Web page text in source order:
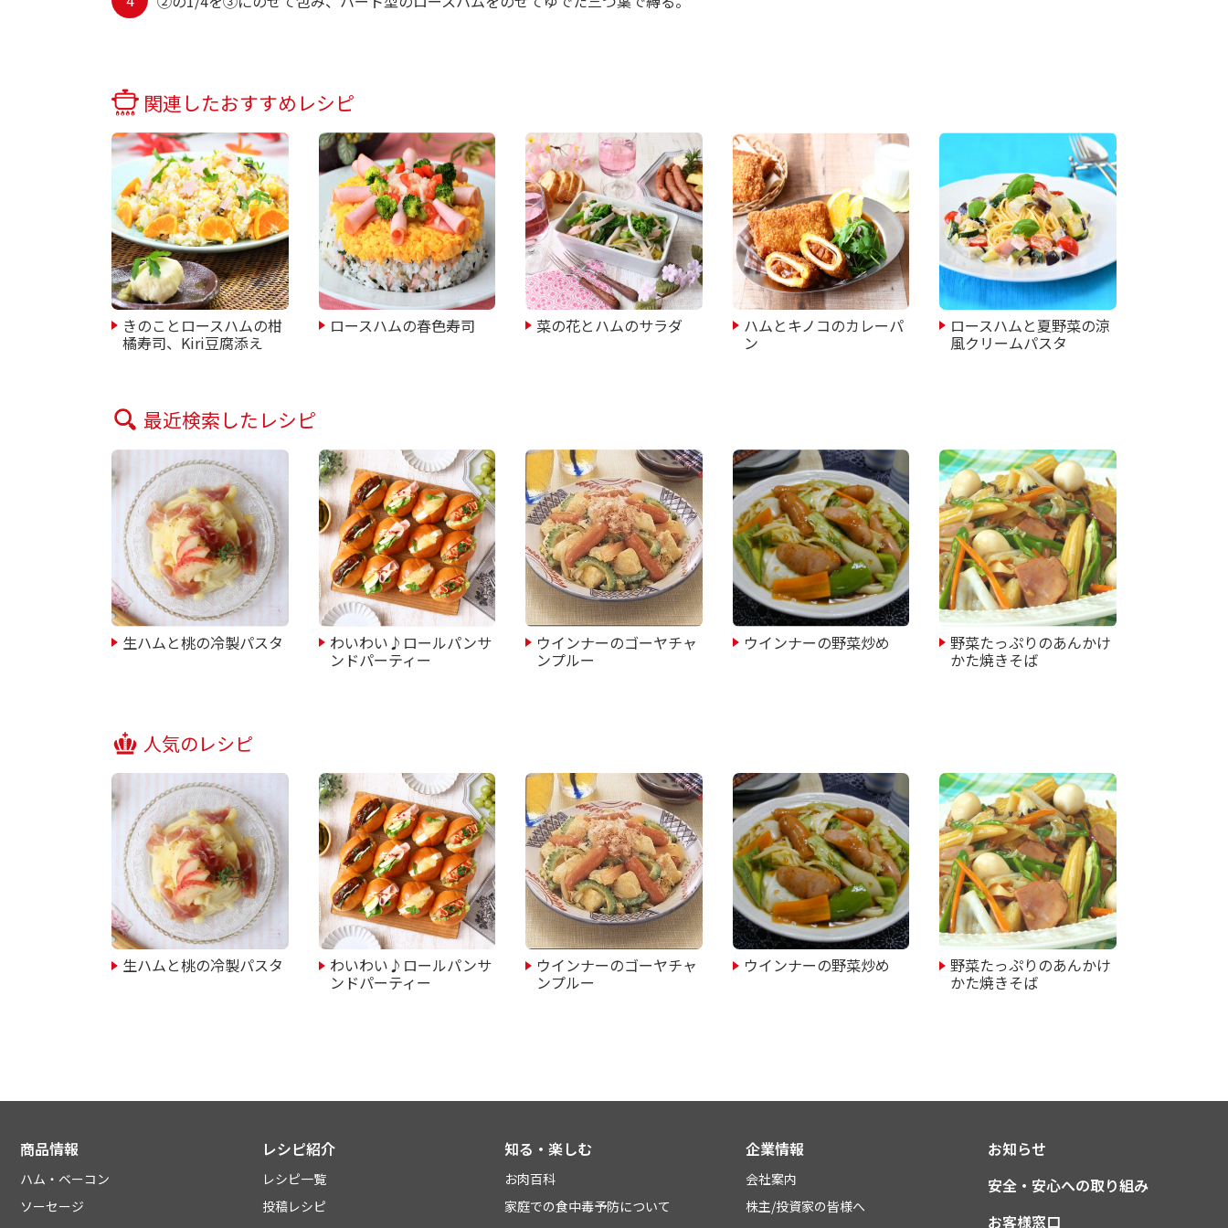
関連したおすすめレシピ
きのことロースハムの柑
橘寿司、Kiri豆腐添え
ロースハムの春色寿司 菜の花とハムのサラダ ハムとキノコのカレーパ
ン
ロースハムと夏野菜の涼
風クリームパスタ
最近検索したレシピ
生ハムと桃の冷製パスタ わいわい♪ロールパンサ
ンドパーティー
ウインナーのゴーヤチャ
ンプルー
ウインナーの野菜炒め 野菜たっぷりのあんかけ
かた焼きそば
人気のレシピ
生ハムと桃の冷製パスタ わいわい♪ロールパンサ
ンドパーティー
ウインナーのゴーヤチャ
ンプルー
ウインナーの野菜炒め 野菜たっぷりのあんかけ
かた焼きそば
商品情報
ハム・ベーコン
ソーセージ
レシピ紹介
レシピ一覧
投稿レシピ
知る・楽しむ
お肉百科
家庭での食中毒予防について
企業情報
会社案内
株主/投資家の皆様へ
お知らせ
安全・安心への取り組み
お客様窓口